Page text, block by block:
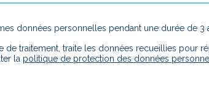
données personnelles pendant une durée
de traitement, traite les données recueillies
la politique de protection des données